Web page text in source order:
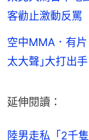
客勸止激動反罵
空中MMA．有
太大聲｣大打出手
延伸閱讀：
陸男走私「2千